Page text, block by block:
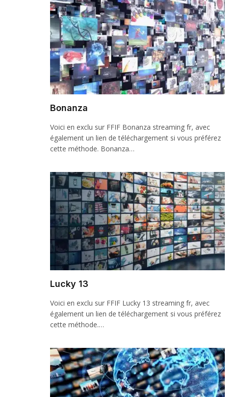
Bonanza
Voici en exclu sur FFIF Bonanza streaming fr, avec
également un lien de téléchargement si vous préférez
cette méthode. Bonanza…
Lucky 13
Voici en exclu sur FFIF Lucky 13 streaming fr, avec
également un lien de téléchargement si vous préférez
cette méthode.…